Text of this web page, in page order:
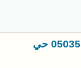
التخلص من اثاث اغراغراض القديم او التالفه والخربان بالرياض 0503559450 حي